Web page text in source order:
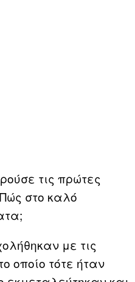
τις πρώτες
στο καλό
με τις
οποίο τότε ήταν